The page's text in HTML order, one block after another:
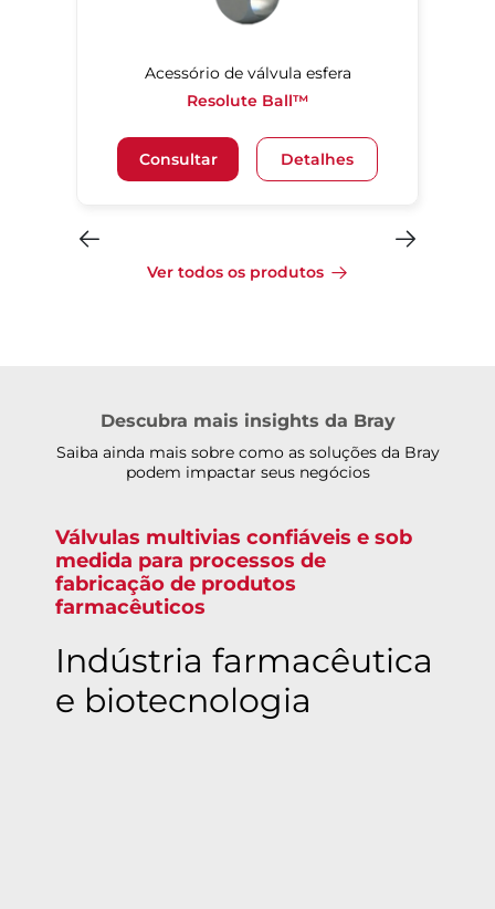
Acessório de válvula esfera
Resolute Ball™
Consultar Detalhes
Ver todos os produtos
Descubra mais insights da Bray
Saiba ainda mais sobre como as soluções da Bray
podem impactar seus negócios
Válvulas multivias confiáveis e sob
medida para processos de
fabricação de produtos
farmacêuticos
Indústria farmacêutica
e biotecnologia